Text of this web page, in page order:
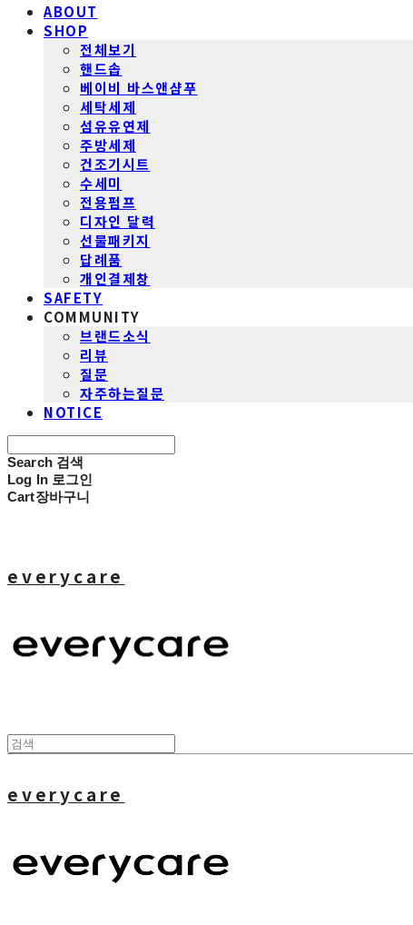
ABOUT
SHOP
전체보기
핸드솝
베이비 바스앤샴푸
세탁세제
섬유유연제
주방세제
건조기시트
수세미
전용펌프
디자인 달력
선물패키지
답례품
개인결제창
SAFETY
COMMUNITY
브랜드소식
리뷰
질문
자주하는질문
NOTICE
Search 검색
Log In 로그인
Cart장바구니
everycare
everycare